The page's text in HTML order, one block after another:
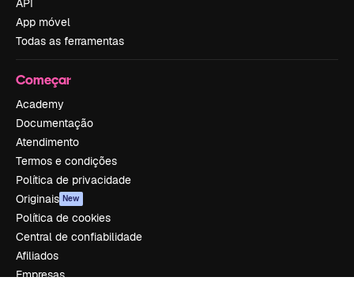
API
App móvel
Todas as ferramentas
Começar
Academy
Documentação
Atendimento
Termos e condições
Política de privacidade
Originais New
Política de cookies
Central de confiabilidade
Afiliados
Empresas